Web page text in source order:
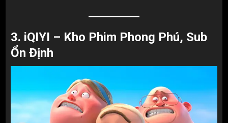
3. iQIYI – Kho Phim Phong Phú, Sub
Ổn Định